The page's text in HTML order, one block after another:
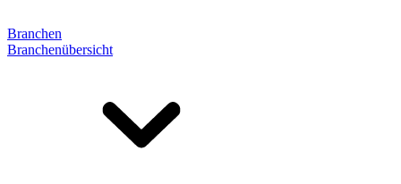
Branchen
Branchenübersicht